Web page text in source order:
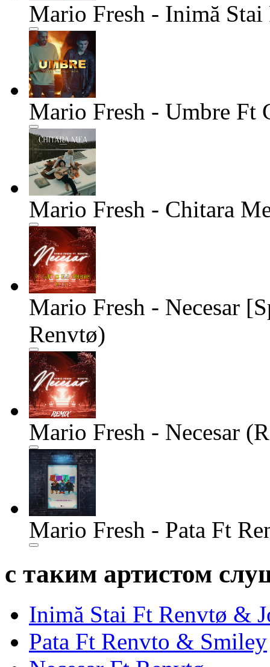
Mario Fresh - Inimă
Mario Fresh - Umbre Ft
Mario Fresh - Chitara
Mario Fresh - Necesar
Renvtø)
Mario Fresh - Necesar
Mario Fresh - Pata Ft
с таким артистом
Inimă Stai Ft Renvtø &
Pata Ft Renvto & Smiley